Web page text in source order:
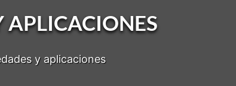
APLICACIONES
y aplicaciones